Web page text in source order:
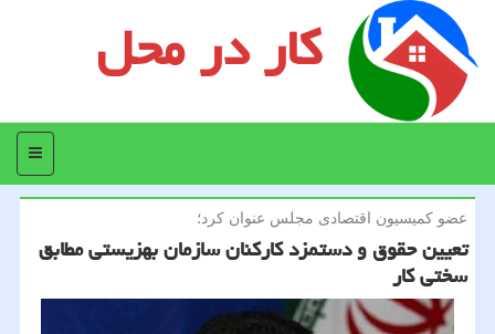
کار در محل
منو
عضو كمیسیون اقتصادی مجلس عنوان كرد؛
تعیین حقوق و دستمزد كاركنان سازمان بهزیستی مطابق
سختی كار